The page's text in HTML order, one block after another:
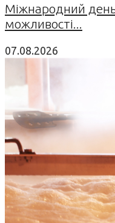
Міжнародний
можливості...
07.08.2026